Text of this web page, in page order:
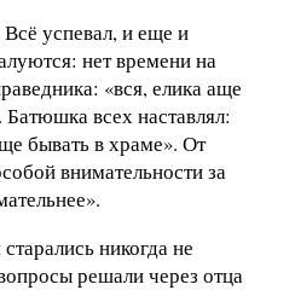
успевал, и еще и
нет времени на
«вся, елика аще
всех наставлял:
бывать в храме». От
внимательности за
никогда не
решали через отца